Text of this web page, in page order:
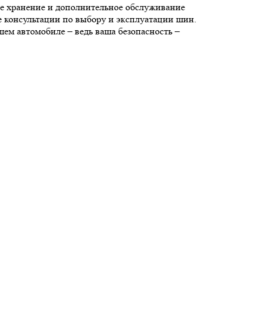
хранение и дополнительное обслуживание
по выбору и эксплуатации шин.
автомобиле – ведь ваша безопасность –